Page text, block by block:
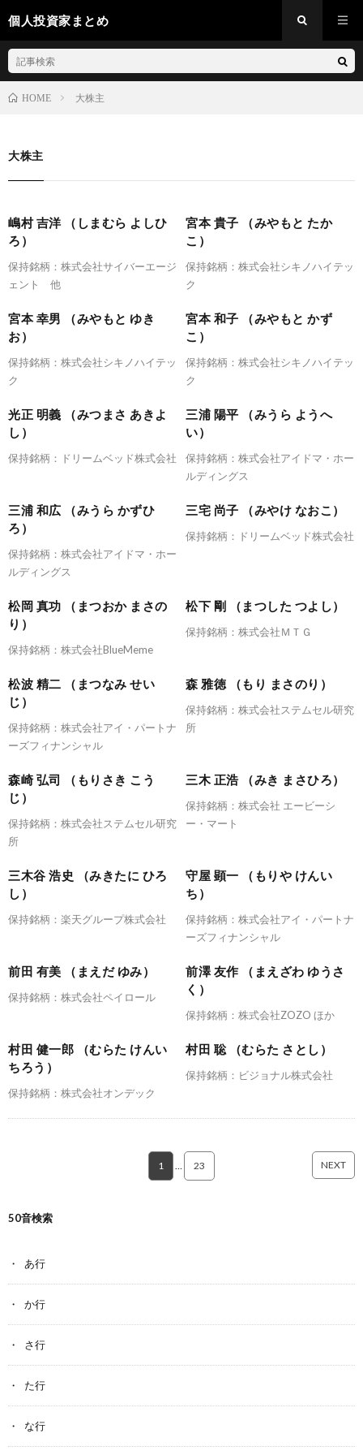
個人投資家まとめ
HOME 大株主
大株主
嶋村 吉洋 （しまむら よしひ
ろ）
保持銘柄：株式会社サイバーエージ
ェント 他
宮本 貴子 （みやもと たか
こ）
保持銘柄：株式会社シキノハイテッ
ク
宮本 幸男 （みやもと ゆき
お）
保持銘柄：株式会社シキノハイテッ
ク
宮本 和子 （みやもと かず
こ）
保持銘柄：株式会社シキノハイテッ
ク
光正 明義 （みつまさ あきよ
し）
保持銘柄：ドリームベッド株式会社
三浦 陽平 （みうら ようへ
い）
保持銘柄：株式会社アイドマ・ホー
ルディングス
三浦 和広 （みうら かずひ
ろ）
保持銘柄：株式会社アイドマ・ホー
ルディングス
三宅 尚子 （みやけ なおこ）
保持銘柄：ドリームベッド株式会社
松岡 真功 （まつおか まさの
り）
保持銘柄：株式会社BlueMeme
松下 剛 （まつした つよし）
保持銘柄：株式会社ＭＴＧ
松波 精二 （まつなみ せい
じ）
保持銘柄：株式会社アイ・パートナ
ーズフィナンシャル
森 雅徳 （もり まさのり）
保持銘柄：株式会社ステムセル研究
所
森崎 弘司 （もりさき こう
じ）
保持銘柄：株式会社ステムセル研究
所
三木 正浩 （みき まさひろ）
保持銘柄：株式会社 エービーシ
ー・マート
三木谷 浩史 （みきたに ひろ
し）
保持銘柄：楽天グループ株式会社
守屋 顕一 （もりや けんい
ち）
保持銘柄：株式会社アイ・パートナ
ーズフィナンシャル
前田 有美 （まえだ ゆみ）
保持銘柄：株式会社ペイロール
前澤 友作 （まえざわ ゆうさ
く）
保持銘柄：株式会社ZOZO ほか
村田 健一郎 （むらた けんい
ちろう）
保持銘柄：株式会社オンデック
村田 聡 （むらた さとし）
保持銘柄：ビジョナル株式会社
1 … 23 NEXT
50音検索
あ行
か行
さ行
た行
な行